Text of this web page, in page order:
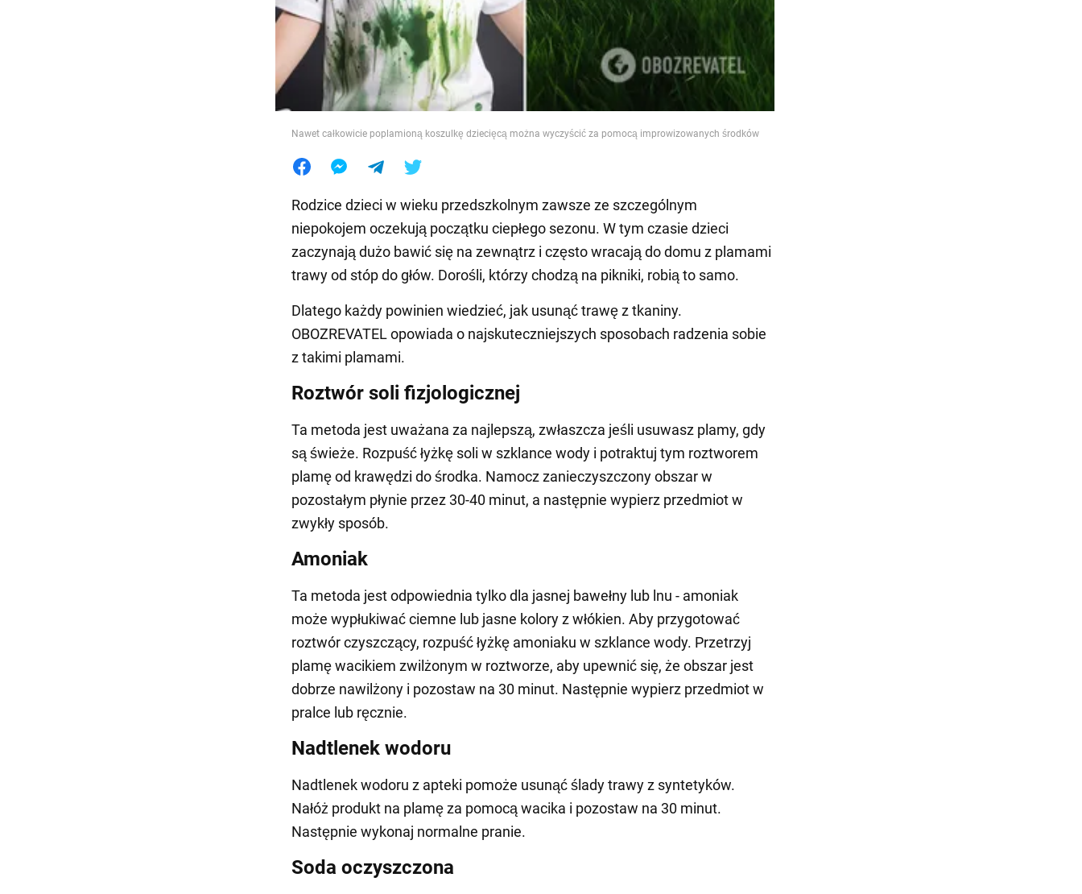
Jedzenie
Nawet całkowicie poplamioną koszulkę dziecięcą można wyczyścić za pomocą improwizowanych środków
Rodzice dzieci w wieku przedszkolnym zawsze ze szczególnym
niepokojem oczekują początku ciepłego sezonu. W tym czasie dzieci
zaczynają dużo bawić się na zewnątrz i często wracają do domu z plamami
trawy od stóp do głów. Dorośli, którzy chodzą na pikniki, robią to samo.
Dlatego każdy powinien wiedzieć, jak usunąć trawę z tkaniny.
OBOZREVATEL opowiada o najskuteczniejszych sposobach radzenia sobie
z takimi plamami.
Roztwór soli fizjologicznej
Ta metoda jest uważana za najlepszą, zwłaszcza jeśli usuwasz plamy, gdy
są świeże. Rozpuść łyżkę soli w szklance wody i potraktuj tym roztworem
plamę od krawędzi do środka. Namocz zanieczyszczony obszar w
pozostałym płynie przez 30-40 minut, a następnie wypierz przedmiot w
zwykły sposób.
Amoniak
Ta metoda jest odpowiednia tylko dla jasnej bawełny lub lnu - amoniak
może wypłukiwać ciemne lub jasne kolory z włókien. Aby przygotować
roztwór czyszczący, rozpuść łyżkę amoniaku w szklance wody. Przetrzyj
plamę wacikiem zwilżonym w roztworze, aby upewnić się, że obszar jest
dobrze nawilżony i pozostaw na 30 minut. Następnie wypierz przedmiot w
pralce lub ręcznie.
Nadtlenek wodoru
Nadtlenek wodoru z apteki pomoże usunąć ślady trawy z syntetyków.
Nałóż produkt na plamę za pomocą wacika i pozostaw na 30 minut.
Następnie wykonaj normalne pranie.
Soda oczyszczona